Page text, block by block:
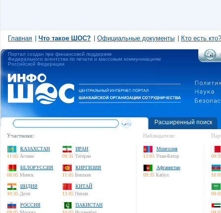
Главная Что такое ШОС? Официальные документы Кто есть кто?
Портал создан при финансовой поддержке
Федерального агентства по печати и массовым коммуникациям
Российской Федерации
Расширенный поиск
Участники:
КАЗАХСТАН
11:05 Астана
ИРАН
09:35 Тегеран
БЕЛОРУССИЯ
08:05 Минск
КИРГИЗИЯ
11:05 Бишкек
ИНДИЯ
10:35 Дели
КИТАЙ
13:05 Пекин
РОССИЯ
ПАКИСТАН
Наблюдатели:
Монголия
13:05 Улан-Батор
Афганистан
09:35 Кабул